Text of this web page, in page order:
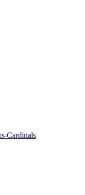
Cardinals